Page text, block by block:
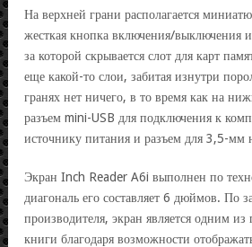
На верхней грани располагается
жесткая кнопка включения/выключения
за которой скрывается слот для карт
еще какой-то слои, забитая изнутри
гранях нет ничего, в то время как на
разъем mini-USB для подключения к
источнику питания и разъем для 3,5-мм
Экран Inch Reader A6i выполнен по
диагональ его составляет 6 дюймов. По
производителя, экран является одним
книги благодаря возможности